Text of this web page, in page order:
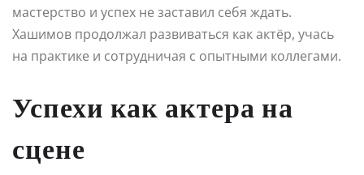
мастерство и успех не заставил себя ждать.
Хашимов продолжал развиваться как актёр, учась
на практике и сотрудничая с опытными коллегами.
Успехи как актера на
сцене